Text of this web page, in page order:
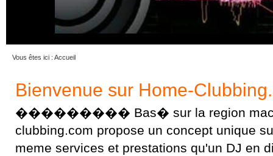
Vous êtes ici : Accueil
Bienvenue sur Home-
��������� Bas� sur la region
clubbing.com propose un concept unique
meme services et prestations qu'un DJ en